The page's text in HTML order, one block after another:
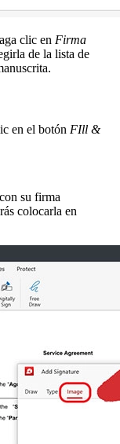
clic en Firma
de la lista de
en el botón FIll &
su firma
colocarla en